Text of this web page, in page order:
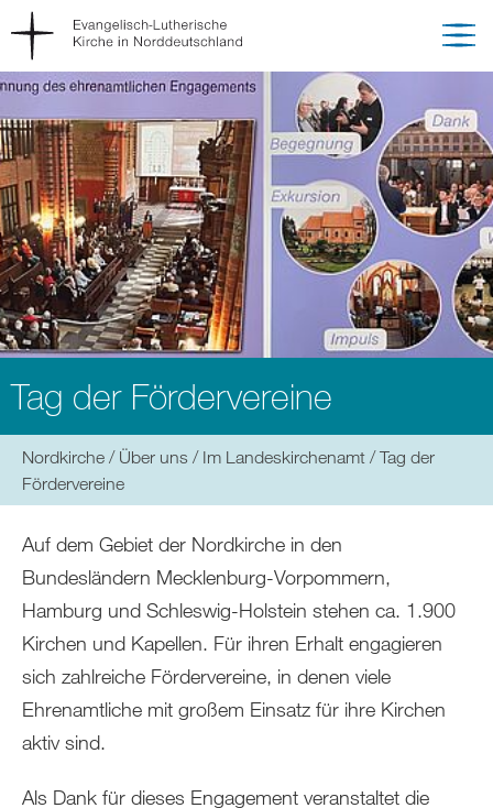
Tag der Fördervereine
Sie
befinden
sich
hier:
Nordkirche Über uns Im Landeskirchenamt
Tag der
Fördervereine
Auf dem Gebiet der Nordkirche in den
Bundesländern Mecklenburg-Vorpommern,
Hamburg und Schleswig-Holstein stehen ca. 1.900
Kirchen und Kapellen. Für ihren Erhalt engagieren
sich zahlreiche Fördervereine, in denen viele
Ehrenamtliche mit großem Einsatz für ihre Kirchen
aktiv sind.
Als Dank für dieses Engagement veranstaltet die